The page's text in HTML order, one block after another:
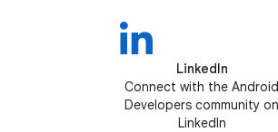
LinkedIn
Connect with the Android
Developers community on
LinkedIn